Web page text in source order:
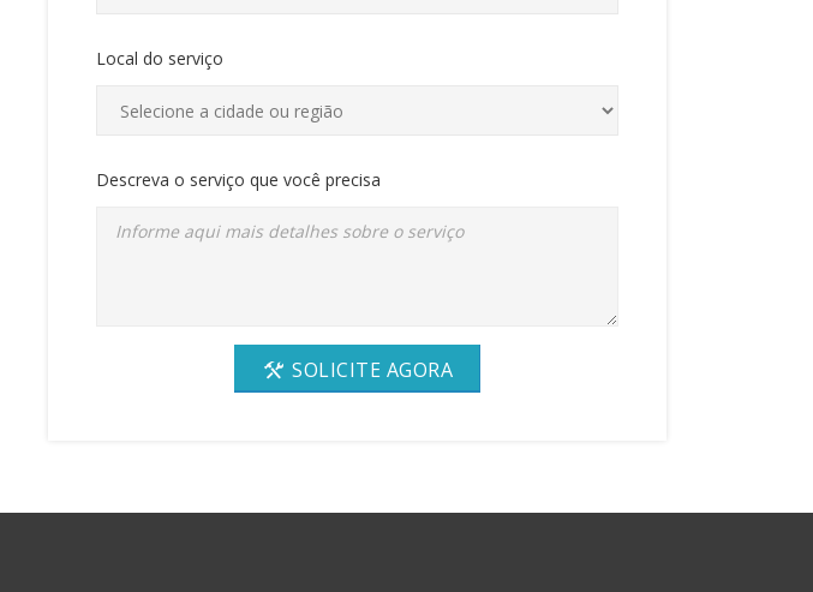
Local do serviço
Descreva o serviço que você precisa
SOLICITE AGORA